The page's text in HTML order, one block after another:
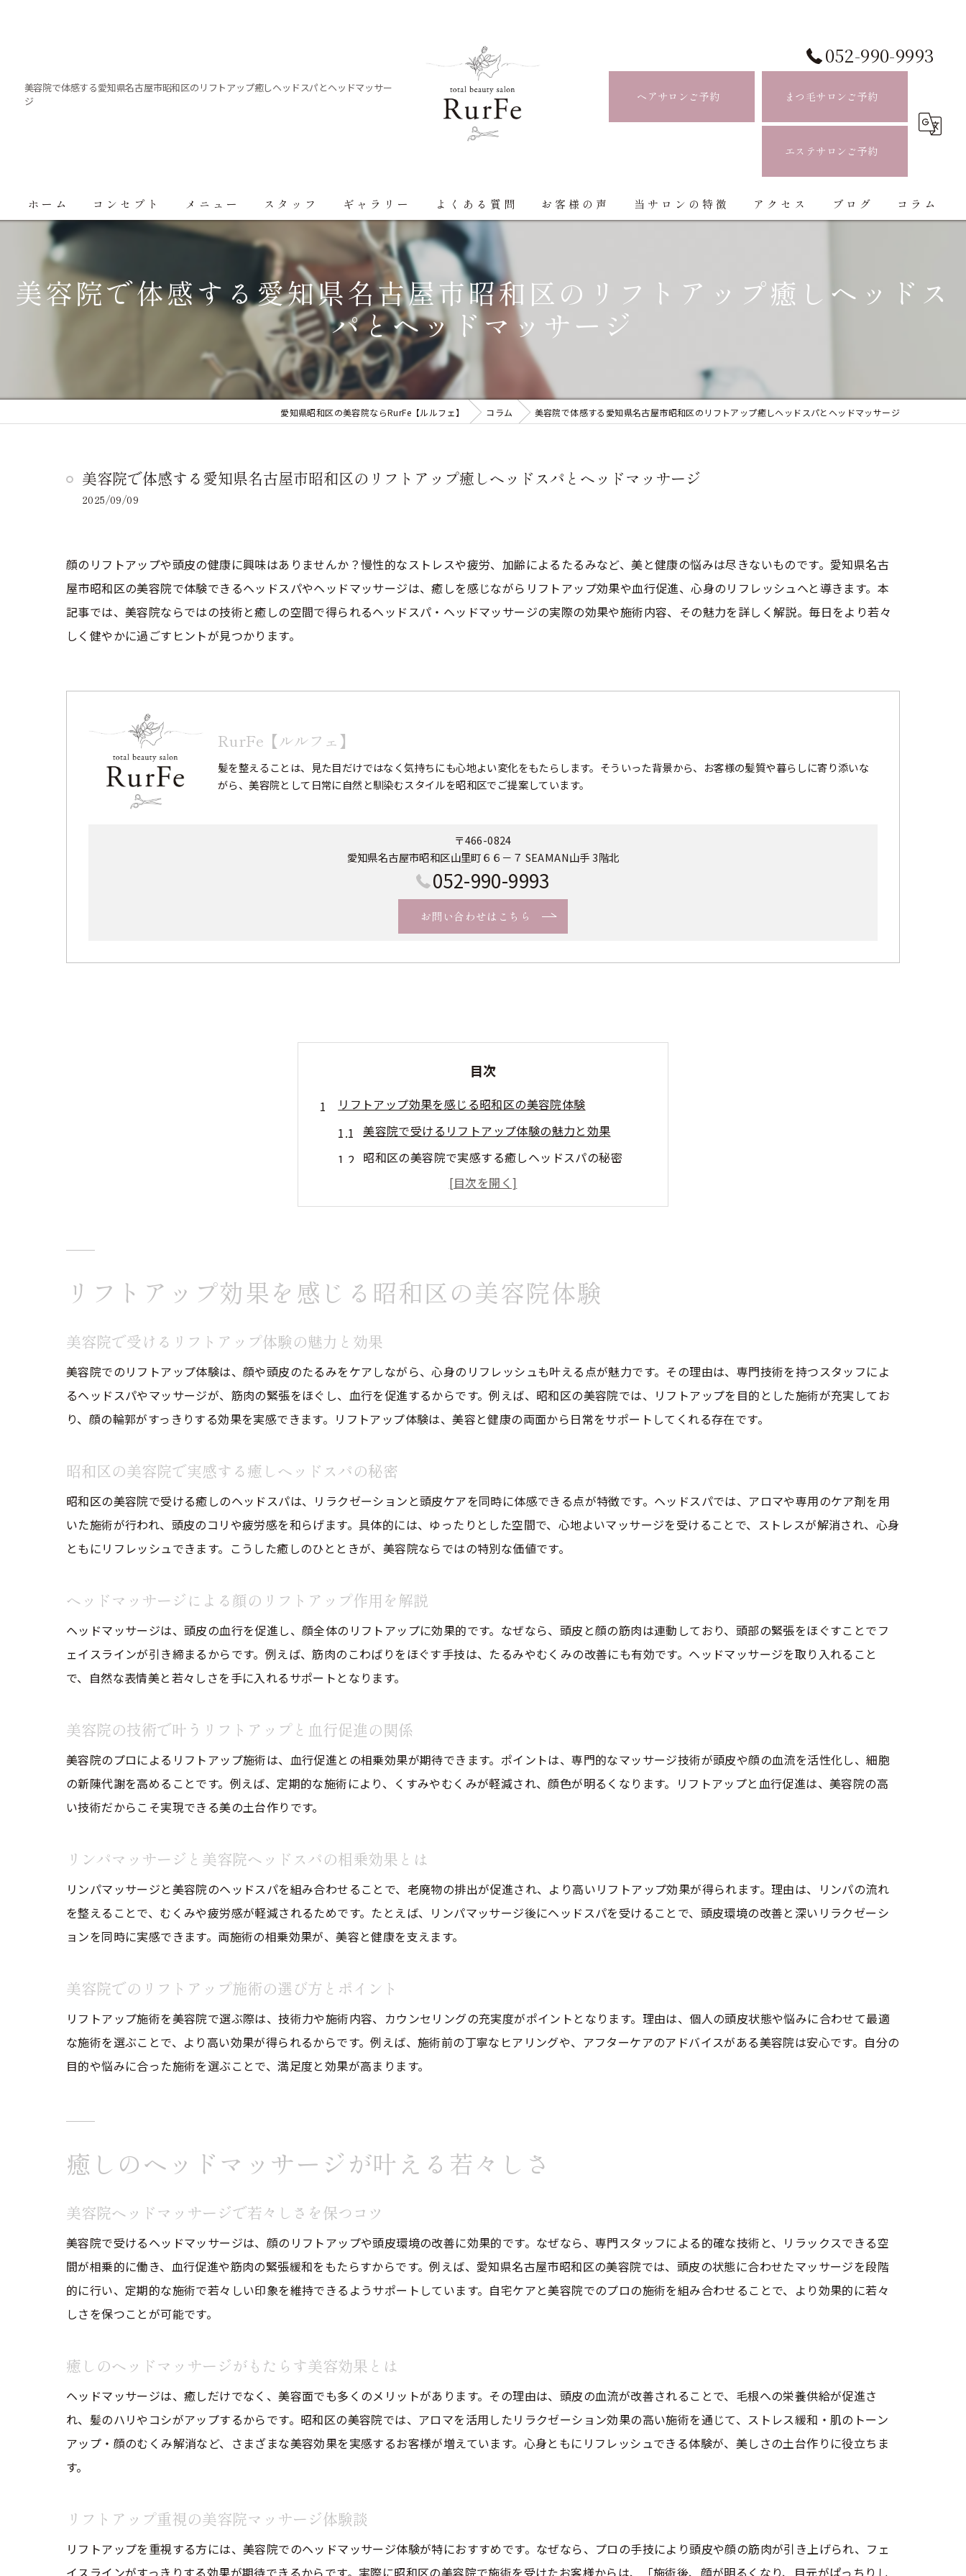
美容院で体感する愛知県名古屋市昭和区のリフトアップ癒しヘッドスパとヘッドマッサー
ジ
052-990-9993
ヘアサロンご予約 まつ毛サロンご予約
エステサロンご予約
ホーム コンセプト メニュー スタッフ ギャラリー よくある質問 お客様の声 当サロンの特徴
ハイライト
まつ毛パーマ
アクセス ブログ コラム
美容院で体感する愛知県名古屋市昭和区のリフトアップ癒しヘッドス
パとヘッドマッサージ
愛知県昭和区の美容院ならRurFe【ルルフェ】 コラム 美容院で体感する愛知県名古屋市昭和区のリフトアップ癒しヘッドスパとヘッドマッサージ
美容院で体感する愛知県名古屋市昭和区のリフトアップ癒しヘッドスパとヘッドマッサージ
2025/09/09
顔のリフトアップや頭皮の健康に興味はありませんか？慢性的なストレスや疲労、加齢によるたるみなど、美と健康の悩みは尽きないものです。愛知県名古
屋市昭和区の美容院で体験できるヘッドスパやヘッドマッサージは、癒しを感じながらリフトアップ効果や血行促進、心身のリフレッシュへと導きます。本
記事では、美容院ならではの技術と癒しの空間で得られるヘッドスパ・ヘッドマッサージの実際の効果や施術内容、その魅力を詳しく解説。毎日をより若々
しく健やかに過ごすヒントが見つかります。
RurFe【ルルフェ】
髪を整えることは、見た目だけではなく気持ちにも心地よい変化をもたらします。そういった背景から、お客様の髪質や暮らしに寄り添いな
がら、美容院として日常に自然と馴染むスタイルを昭和区でご提案しています。
〒466-0824
愛知県名古屋市昭和区山里町６６－７ SEAMAN山手 3階北
052-990-9993
お問い合わせはこちら
目次
リフトアップ効果を感じる昭和区の美容院体験
美容院で受けるリフトアップ体験の魅力と効果
昭和区の美容院で実感する癒しヘッドスパの秘密
ヘッドマッサージによる顔のリフトアップ作用を解説
美容院の技術で叶うリフトアップと血行促進の関係
癒しのヘッドマッサージが叶える若々しさ
癒しのヘッドマッサージがもたらす美容効果とは
リフトアップ重視の美容院マッサージ体験談
リンパドレナージュを活かした美容院施術の特徴
美容院ヘッドマッサージの継続効果と持続の秘訣
美容院ならではのヘッドスパで心身リフレッシュ
美容院ヘッドスパで感じる至福のリフレッシュ体験
美容院の専門技術が叶える深い癒しとリラックス
リフトアップに効果的な美容院ヘッドスパの特徴
美容院ヘッドスパで心身のバランスを整える方法
美容院のヘッドスパがもたらす日常の変化と効果
ヘッドスパとヘッドマッサージの違いを解説
美容院で体験するヘッドスパとマッサージの違い
美容院ヘッドスパの癒しポイントとマッサージの特徴
リンパドレナージュの有無による施術効果の差
美容院で選ぶべきヘッドケアメニューのポイント
昭和区で癒される美容院の魅力とは
リフトアップと癒しを両立する美容院選びのコツ
美容院のヘッドスパで感じる昭和区ならではの魅力
リンパマッサージを通じた美容院での健康ケア
美容院のリンパマッサージが健康にもたらす効果
美容院のリンパマッサージで免疫力アップを目指す
ヘッドスパの頻度や持続効果を徹底検証
美容院ヘッドスパの理想的な頻度と効果の持続性
リフトアップ目的で通う美容院の施術間隔とは
美容院ヘッドマッサージの効果を長持ちさせる方法
日々の疲れに美容院ヘッドスパがおすすめな理由
美容院ヘッドスパで日々の疲れを癒す効果的な理由
リンパマッサージとヘッドスパの組み合わせ効果
美容院ヘッドスパがストレス解消に役立つ理由
美容院選びで重視したい癒しとリフトアップの視点
リフトアップ効果を感じる昭和区の美容院体験
美容院で受けるリフトアップ体験の魅力と効果
美容院でのリフトアップ体験は、顔や頭皮のたるみをケアしながら、心身のリフレッシュも叶える点が魅力です。その理由は、専門技術を持つスタッフによ
るヘッドスパやマッサージが、筋肉の緊張をほぐし、血行を促進するからです。例えば、昭和区の美容院では、リフトアップを目的とした施術が充実してお
り、顔の輪郭がすっきりする効果を実感できます。リフトアップ体験は、美容と健康の両面から日常をサポートしてくれる存在です。
昭和区の美容院で実感する癒しヘッドスパの秘密
昭和区の美容院で受ける癒しのヘッドスパは、リラクゼーションと頭皮ケアを同時に体感できる点が特徴です。ヘッドスパでは、アロマや専用のケア剤を用
いた施術が行われ、頭皮のコリや疲労感を和らげます。具体的には、ゆったりとした空間で、心地よいマッサージを受けることで、ストレスが解消され、心身
ともにリフレッシュできます。こうした癒しのひとときが、美容院ならではの特別な価値です。
ヘッドマッサージによる顔のリフトアップ作用を解説
ヘッドマッサージは、頭皮の血行を促進し、顔全体のリフトアップに効果的です。なぜなら、頭皮と顔の筋肉は連動しており、頭部の緊張をほぐすことでフ
ェイスラインが引き締まるからです。例えば、筋肉のこわばりをほぐす手技は、たるみやむくみの改善にも有効です。ヘッドマッサージを取り入れること
で、自然な表情美と若々しさを手に入れるサポートとなります。
美容院の技術で叶うリフトアップと血行促進の関係
美容院のプロによるリフトアップ施術は、血行促進との相乗効果が期待できます。ポイントは、専門的なマッサージ技術が頭皮や顔の血流を活性化し、細胞
の新陳代謝を高めることです。例えば、定期的な施術により、くすみやむくみが軽減され、顔色が明るくなります。リフトアップと血行促進は、美容院の高
い技術だからこそ実現できる美の土台作りです。
リンパマッサージと美容院ヘッドスパの相乗効果とは
リンパマッサージと美容院のヘッドスパを組み合わせることで、老廃物の排出が促進され、より高いリフトアップ効果が得られます。理由は、リンパの流れ
を整えることで、むくみや疲労感が軽減されるためです。たとえば、リンパマッサージ後にヘッドスパを受けることで、頭皮環境の改善と深いリラクゼーシ
ョンを同時に実感できます。両施術の相乗効果が、美容と健康を支えます。
美容院でのリフトアップ施術の選び方とポイント
リフトアップ施術を美容院で選ぶ際は、技術力や施術内容、カウンセリングの充実度がポイントとなります。理由は、個人の頭皮状態や悩みに合わせて最適
な施術を選ぶことで、より高い効果が得られるからです。例えば、施術前の丁寧なヒアリングや、アフターケアのアドバイスがある美容院は安心です。自分の
目的や悩みに合った施術を選ぶことで、満足度と効果が高まります。
癒しのヘッドマッサージが叶える若々しさ
美容院ヘッドマッサージで若々しさを保つコツ
美容院で受けるヘッドマッサージは、顔のリフトアップや頭皮環境の改善に効果的です。なぜなら、専門スタッフによる的確な技術と、リラックスできる空
間が相乗的に働き、血行促進や筋肉の緊張緩和をもたらすからです。例えば、愛知県名古屋市昭和区の美容院では、頭皮の状態に合わせたマッサージを段階
的に行い、定期的な施術で若々しい印象を維持できるようサポートしています。自宅ケアと美容院でのプロの施術を組み合わせることで、より効果的に若々
しさを保つことが可能です。
癒しのヘッドマッサージがもたらす美容効果とは
ヘッドマッサージは、癒しだけでなく、美容面でも多くのメリットがあります。その理由は、頭皮の血流が改善されることで、毛根への栄養供給が促進さ
れ、髪のハリやコシがアップするからです。昭和区の美容院では、アロマを活用したリラクゼーション効果の高い施術を通じて、ストレス緩和・肌のトーン
アップ・顔のむくみ解消など、さまざまな美容効果を実感するお客様が増えています。心身ともにリフレッシュできる体験が、美しさの土台作りに役立ちま
す。
リフトアップ重視の美容院マッサージ体験談
リフトアップを重視する方には、美容院でのヘッドマッサージ体験が特におすすめです。なぜなら、プロの手技により頭皮や顔の筋肉が引き上げられ、フェ
イスラインがすっきりする効果が期待できるからです。実際に昭和区の美容院で施術を受けたお客様からは、「施術後、顔が明るくなり、目元がぱっちりし